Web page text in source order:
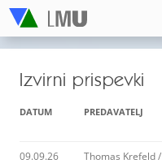
Izvirni prispevki
DATUM PREDAVATELJ
09.09.26
Thomas Krefeld /